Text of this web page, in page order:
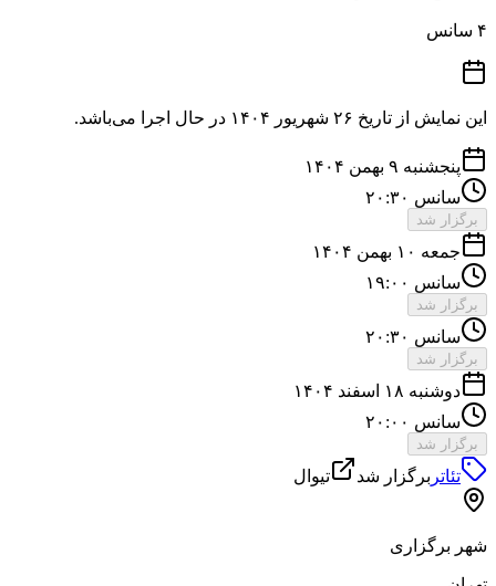
۴ سانس
این نمایش از تاریخ ۲۶ شهریور ۱۴۰۴ در حال اجرا می‌باشد.
پنجشنبه ۹ بهمن ۱۴۰۴
سانس ۲۰:۳۰
برگزار شد
جمعه ۱۰ بهمن ۱۴۰۴
سانس ۱۹:۰۰
برگزار شد
سانس ۲۰:۳۰
برگزار شد
دوشنبه ۱۸ اسفند ۱۴۰۴
سانس ۲۰:۰۰
برگزار شد
تئاتر برگزار شد تیوال
شهر برگزاری